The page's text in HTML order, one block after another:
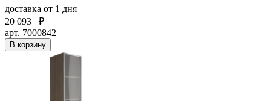
доставка от 1 дня
20 093
₽
арт. 7000842
В корзину